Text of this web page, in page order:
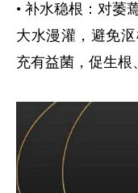
• 补水稳根：对萎
大水漫灌，避免
充有益菌，促生根